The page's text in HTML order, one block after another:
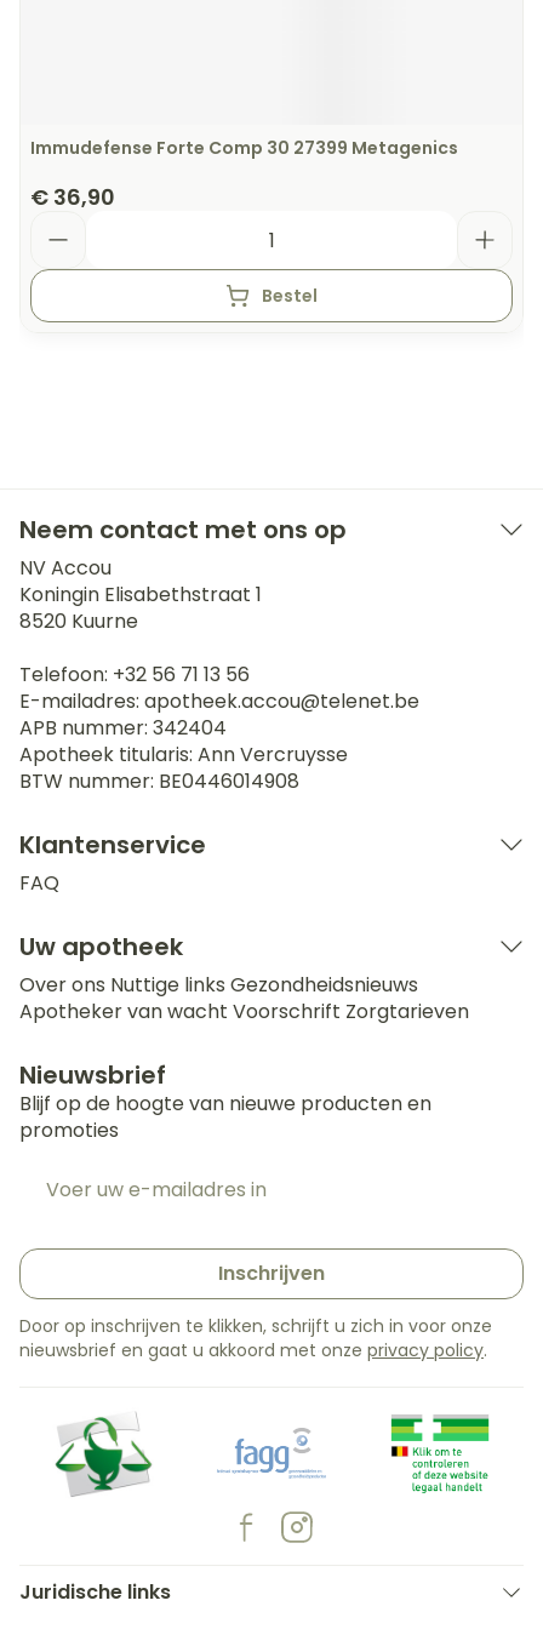
Immudefense Forte Comp 30 27399 Metagenics
€ 36,90
Bestel
Neem contact met ons op
NV Accou
Koningin Elisabethstraat 1
8520 Kuurne
Telefoon: +32 56 71 13 56
E-mailadres: apotheek.accou@telenet.be
APB nummer: 342404
Apotheek titularis: Ann Vercruysse
BTW nummer: BE0446014908
Klantenservice
FAQ
Uw apotheek
Over ons Nuttige links Gezondheidsnieuws
Apotheker van wacht Voorschrift Zorgtarieven
Nieuwsbrief
Blijf op de hoogte van nieuwe producten en
promoties
Inschrijven
Door op inschrijven te klikken, schrijft u zich in voor onze
nieuwsbrief en gaat u akkoord met onze privacy policy.
Juridische links